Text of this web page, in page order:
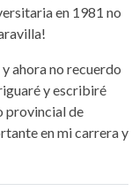
en 1981 no
ahora no recuerdo
y escribiré
provincial de
en mi carrera y